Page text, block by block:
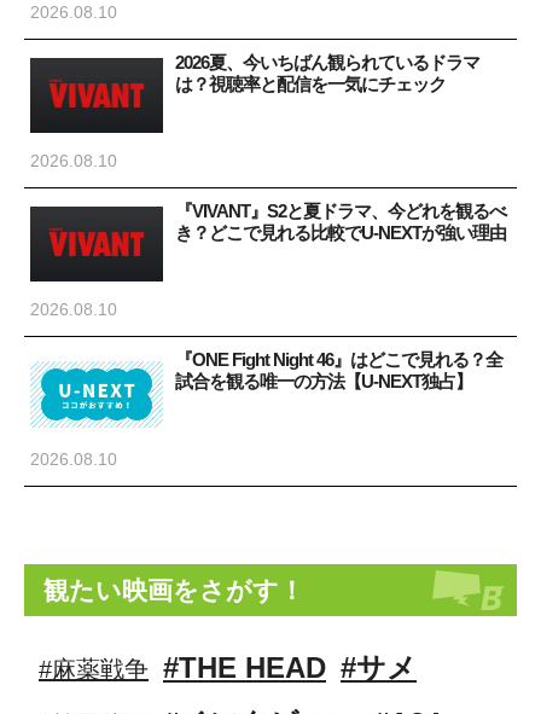
2026.08.10
2026夏、今いちばん観られているドラマ
は？視聴率と配信を一気にチェック
2026.08.10
『VIVANT』S2と夏ドラマ、今どれを観るべ
き？どこで見れる比較でU-NEXTが強い理由
2026.08.10
『ONE Fight Night 46』はどこで見れる？全
試合を観る唯一の方法【U-NEXT独占】
2026.08.10
観たい映画をさがす！
#麻薬戦争 #THE HEAD #サメ